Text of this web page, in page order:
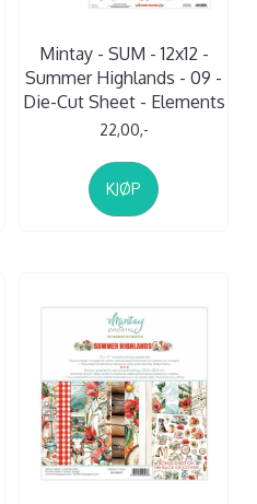
Mintay - SUM - 12x12 -
Summer Highlands - 09 -
Die-Cut Sheet - Elements
22,00,-
KJØP